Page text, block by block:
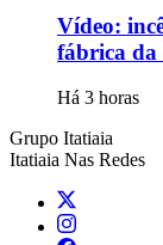
Vídeo:
fábrica da
Há 3 horas
Grupo Itatiaia
Itatiaia Nas Redes